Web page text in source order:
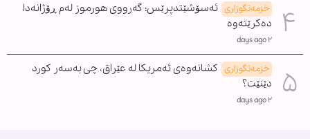
خزمەتگوزاری ئەسۆشێتدپرێس: گەرووی هورموز لەم ڕۆژانەدا
دەکرێتەوە
٢ days ago
خزمەتگوزاری کشانەوەی ئەمریکا لە عێراق، چی بەسەر کورد
دێنێت؟
٢ days ago